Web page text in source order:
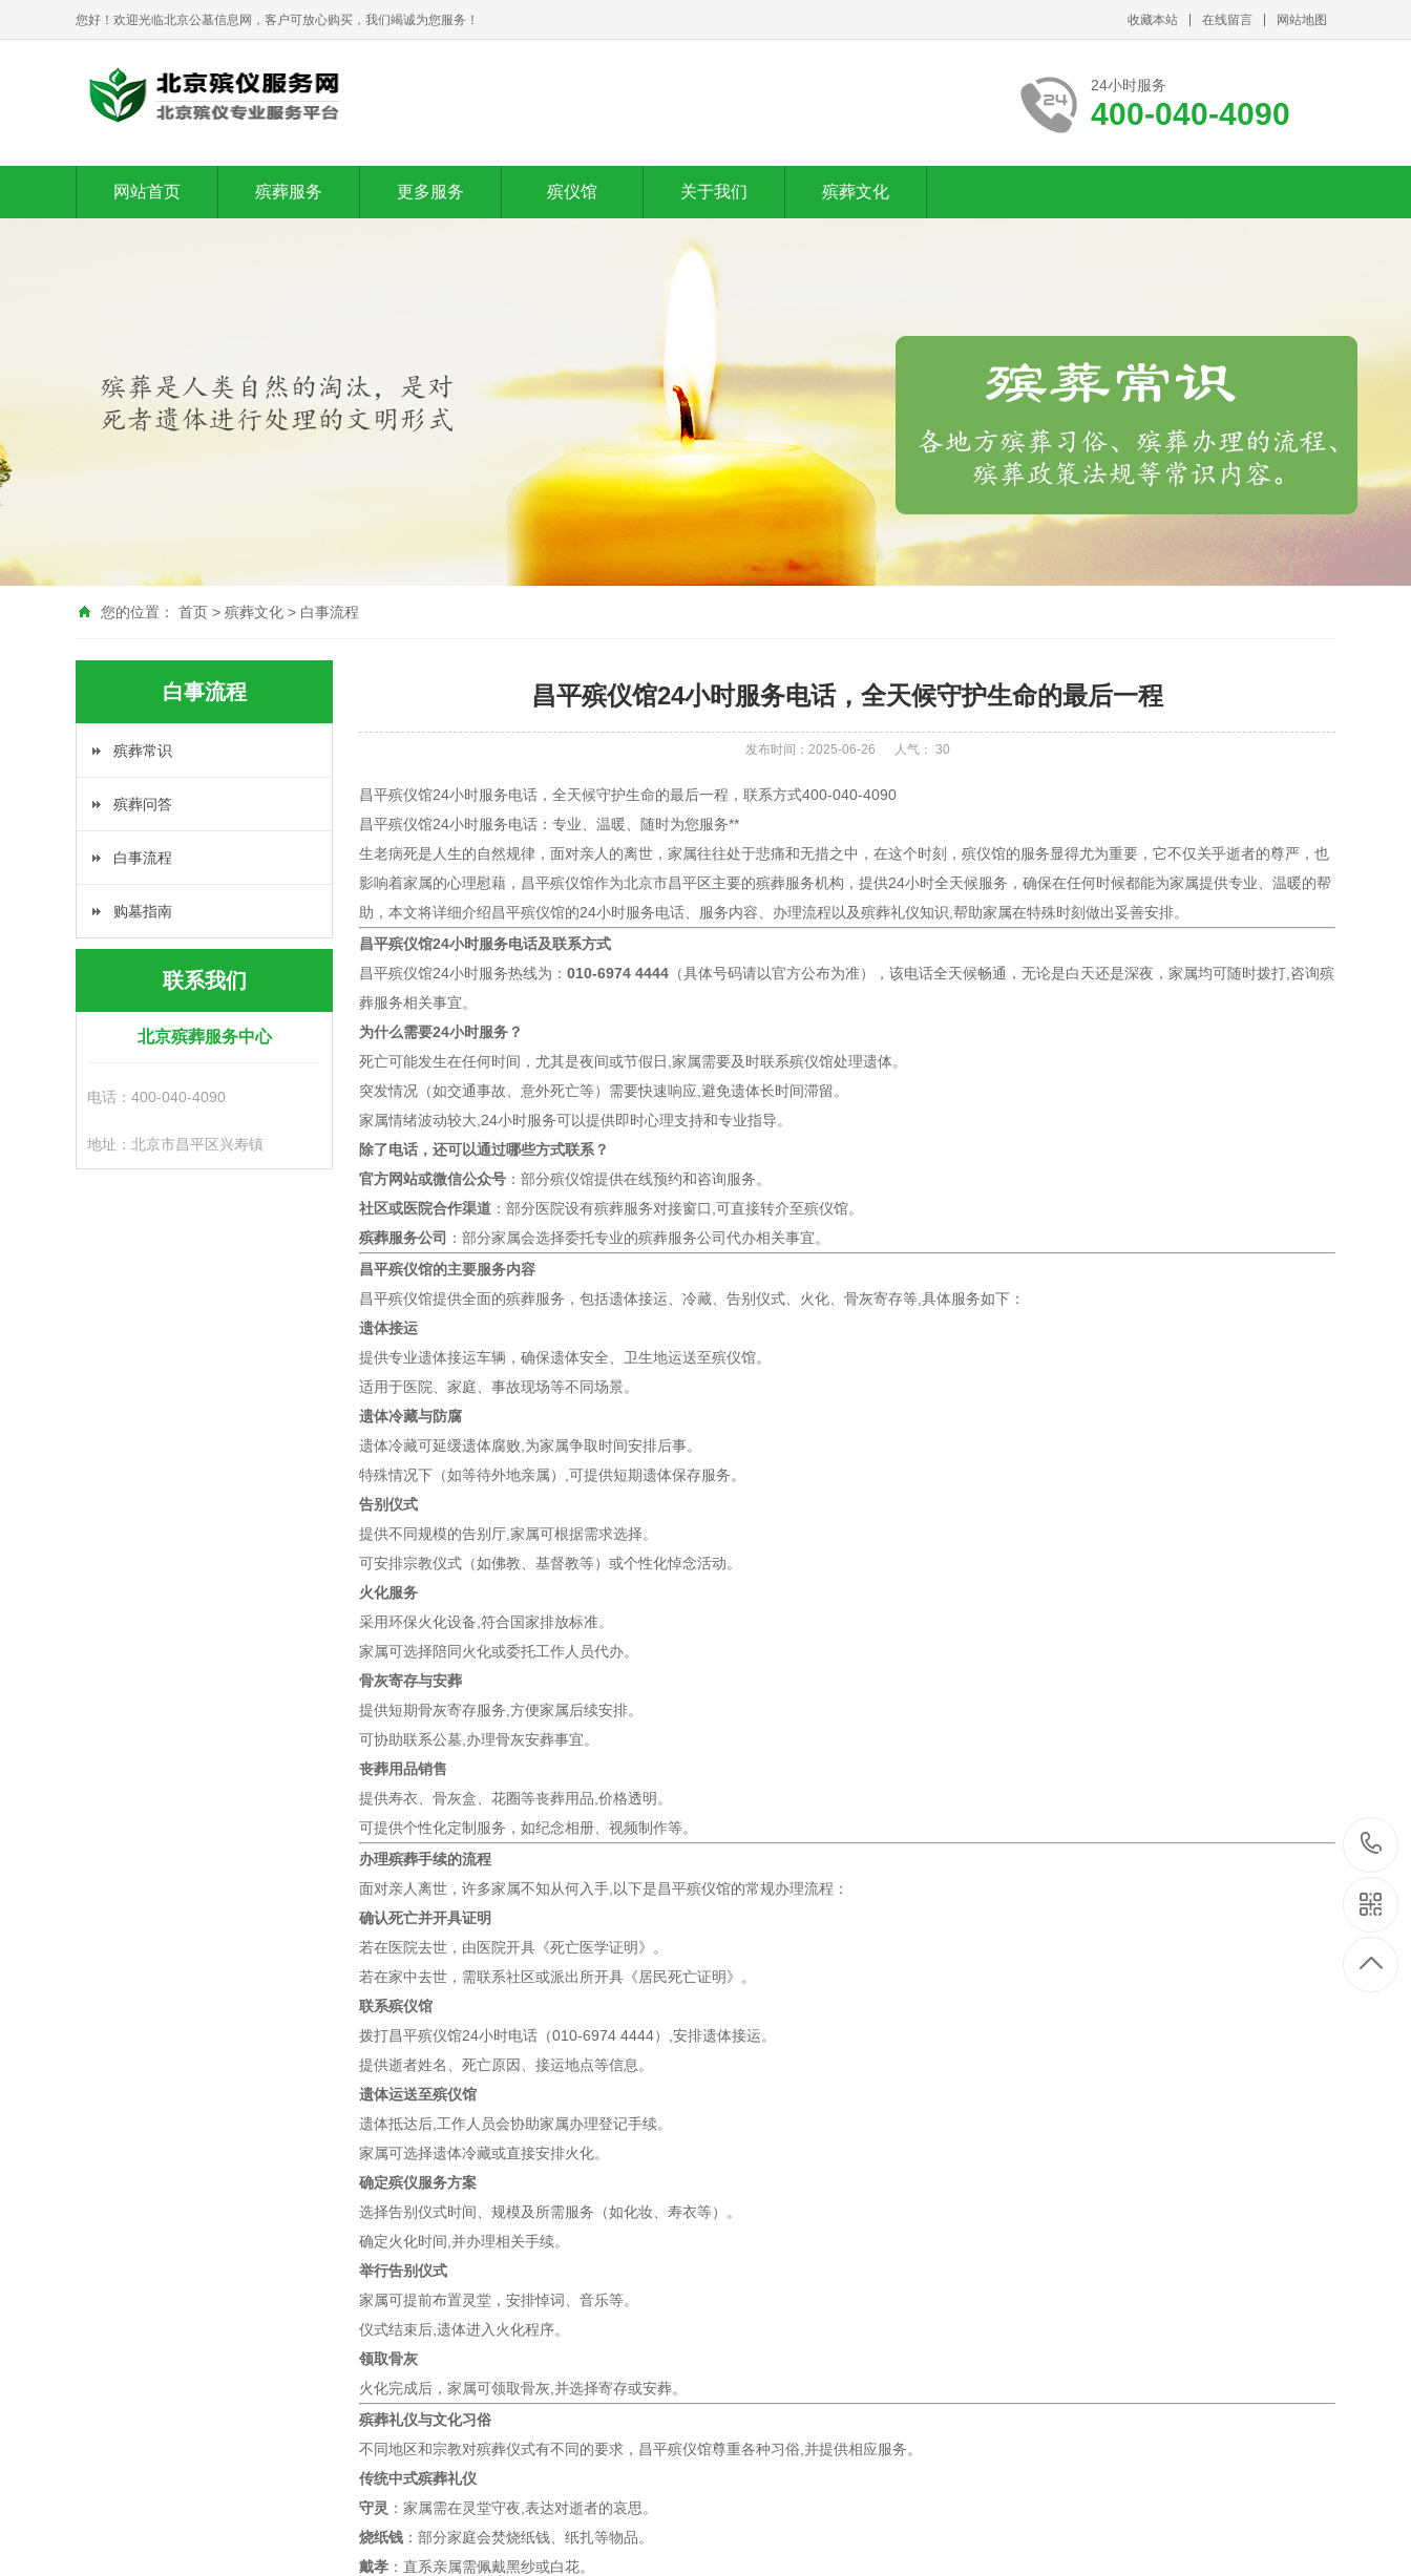
您好！欢迎光临北京公墓信息网，客户可放心购买，我们竭诚为您服务！ 收藏本站 在线留言 网站地图
24小时服务
400-040-4090
网站首页 殡葬服务 更多服务 殡仪馆 关于我们 殡葬文化
您的位置： 首页 > 殡葬文化 > 白事流程
白事流程
殡葬常识
殡葬问答
白事流程
购墓指南
联系我们
北京殡葬服务中心
电话：400-040-4090
地址：北京市昌平区兴寿镇
昌平殡仪馆24小时服务电话，全天候守护生命的最后一程
发布时间：2025-06-26 人气： 30
昌平殡仪馆24小时服务电话，全天候守护生命的最后一程，联系方式400-040-4090
昌平殡仪馆24小时服务电话：专业、温暖、随时为您服务**
生老病死是人生的自然规律，面对亲人的离世，家属往往处于悲痛和无措之中，在这个时刻，殡仪馆的服务显得尤为重要，它不仅关乎逝者的尊严，也
影响着家属的心理慰藉，昌平殡仪馆作为北京市昌平区主要的殡葬服务机构，提供24小时全天候服务，确保在任何时候都能为家属提供专业、温暖的帮
助，本文将详细介绍昌平殡仪馆的24小时服务电话、服务内容、办理流程以及殡葬礼仪知识,帮助家属在特殊时刻做出妥善安排。
昌平殡仪馆24小时服务电话及联系方式
昌平殡仪馆24小时服务热线为： 010-6974 4444 （具体号码请以官方公布为准），该电话全天候畅通，无论是白天还是深夜，家属均可随时拨打,咨询殡
葬服务相关事宜。
为什么需要24小时服务？
死亡可能发生在任何时间，尤其是夜间或节假日,家属需要及时联系殡仪馆处理遗体。
突发情况（如交通事故、意外死亡等）需要快速响应,避免遗体长时间滞留。
家属情绪波动较大,24小时服务可以提供即时心理支持和专业指导。
除了电话，还可以通过哪些方式联系？
官方网站或微信公众号 ：部分殡仪馆提供在线预约和咨询服务。
社区或医院合作渠道 ：部分医院设有殡葬服务对接窗口,可直接转介至殡仪馆。
殡葬服务公司 ：部分家属会选择委托专业的殡葬服务公司代办相关事宜。
昌平殡仪馆的主要服务内容
昌平殡仪馆提供全面的殡葬服务，包括遗体接运、冷藏、告别仪式、火化、骨灰寄存等,具体服务如下：
遗体接运
提供专业遗体接运车辆，确保遗体安全、卫生地运送至殡仪馆。
适用于医院、家庭、事故现场等不同场景。
遗体冷藏与防腐
遗体冷藏可延缓遗体腐败,为家属争取时间安排后事。
特殊情况下（如等待外地亲属）,可提供短期遗体保存服务。
告别仪式
提供不同规模的告别厅,家属可根据需求选择。
可安排宗教仪式（如佛教、基督教等）或个性化悼念活动。
火化服务
采用环保火化设备,符合国家排放标准。
家属可选择陪同火化或委托工作人员代办。
骨灰寄存与安葬
提供短期骨灰寄存服务,方便家属后续安排。
可协助联系公墓,办理骨灰安葬事宜。
丧葬用品销售
提供寿衣、骨灰盒、花圈等丧葬用品,价格透明。
可提供个性化定制服务，如纪念相册、视频制作等。
办理殡葬手续的流程
面对亲人离世，许多家属不知从何入手,以下是昌平殡仪馆的常规办理流程：
确认死亡并开具证明
若在医院去世，由医院开具《死亡医学证明》。
若在家中去世，需联系社区或派出所开具《居民死亡证明》。
联系殡仪馆
拨打昌平殡仪馆24小时电话（010-6974 4444）,安排遗体接运。
提供逝者姓名、死亡原因、接运地点等信息。
遗体运送至殡仪馆
遗体抵达后,工作人员会协助家属办理登记手续。
家属可选择遗体冷藏或直接安排火化。
确定殡仪服务方案
选择告别仪式时间、规模及所需服务（如化妆、寿衣等）。
确定火化时间,并办理相关手续。
举行告别仪式
家属可提前布置灵堂，安排悼词、音乐等。
仪式结束后,遗体进入火化程序。
领取骨灰
火化完成后，家属可领取骨灰,并选择寄存或安葬。
殡葬礼仪与文化习俗
不同地区和宗教对殡葬仪式有不同的要求，昌平殡仪馆尊重各种习俗,并提供相应服务。
传统中式殡葬礼仪
守灵 ：家属需在灵堂守夜,表达对逝者的哀思。
烧纸钱 ：部分家庭会焚烧纸钱、纸扎等物品。
戴孝 ：直系亲属需佩戴黑纱或白花。